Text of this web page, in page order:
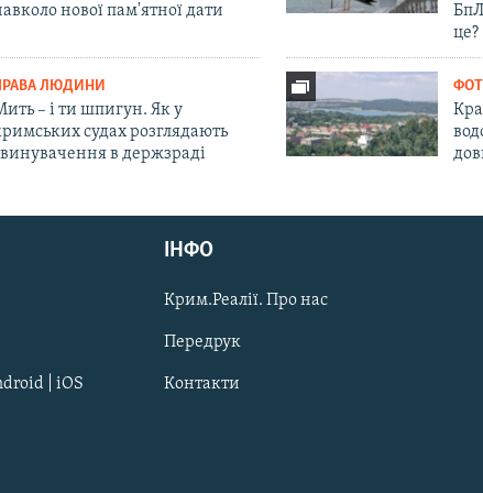
нової пам'ятної дати
це?
ЛЮДИНИ
– і ти шпигун. Як у
судах розглядають
в держзраді
| iOS
ІНФО
Крим.Реалії. Про нас
Передрук
Контакти